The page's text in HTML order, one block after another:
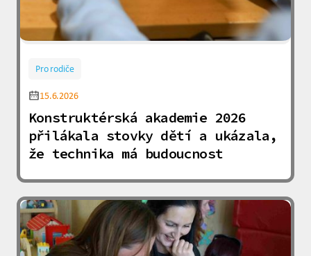
Pro rodiče
15.6.2026
Konstruktérská akademie 2026
přilákala stovky dětí a ukázala,
že technika má budoucnost